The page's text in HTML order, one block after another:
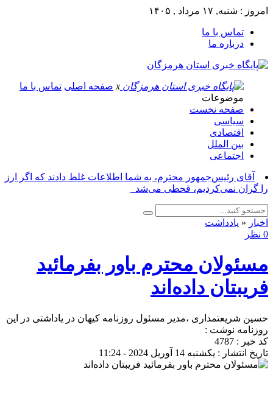
امروز : شنبه, ۱۷ مرداد , ۱۴۰۵
تماس با ما
درباره ما
x صفحه اصلی تماس با ما
موضوعات
صفحه نخست
سیاسی
اقتصادی
بین الملل
اجتماعی
آقای رئیس‌جمهور محترم، به شما اطلاعات غلط دادند که اگر ارز
را گران نمی‌کردیم، قحطی می‌شد_
اخبار « یادداشت
0 نظر
مسئولان محترم باور بفرمائید
فریبتان داده‌اند
حسین شریعتمداری ،مدیر مسئول روزنامه کیهان در یاداشتی در این
روزنامه نوشت :
کد خبر : 4787
تاریخ انتشار : یکشنبه 14 آوریل 2024 - 11:24